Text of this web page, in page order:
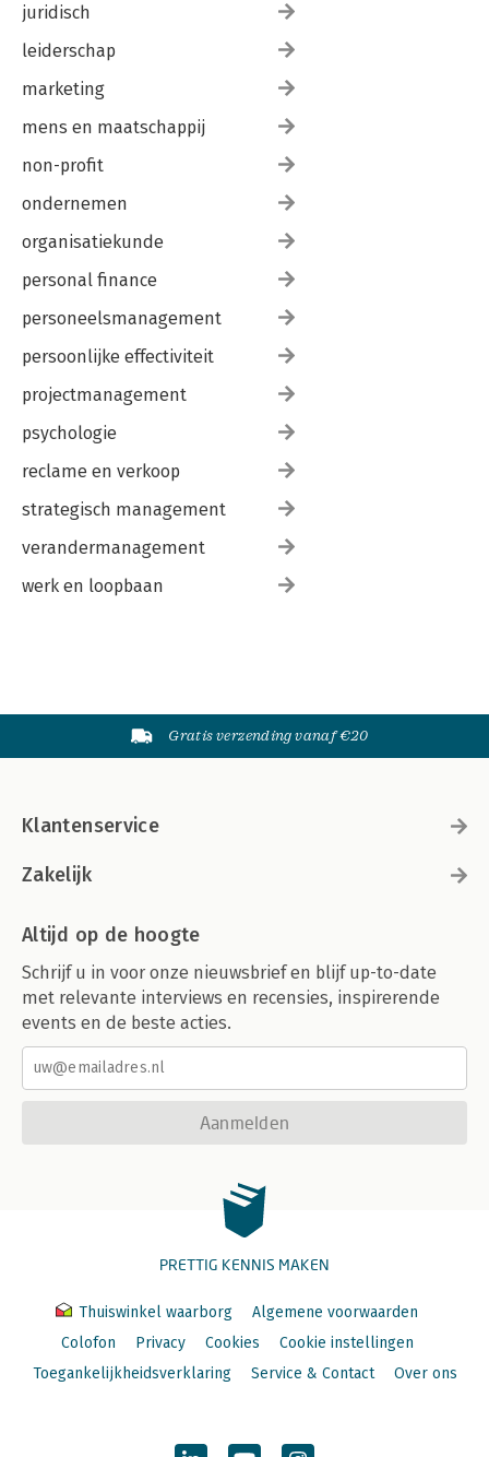
juridisch
leiderschap
marketing
mens en maatschappij
non-profit
ondernemen
organisatiekunde
personal finance
personeelsmanagement
persoonlijke effectiviteit
projectmanagement
psychologie
reclame en verkoop
strategisch management
verandermanagement
werk en loopbaan
Gratis verzending vanaf €20
Klantenservice
Zakelijk
Altijd op de hoogte
Schrijf u in voor onze nieuwsbrief en blijf up-to-date
met relevante interviews en recensies, inspirerende
events en de beste acties.
Aanmelden
PRETTIG KENNIS MAKEN
Thuiswinkel waarborg
Algemene voorwaarden
Colofon
Privacy Cookies
Cookie instellingen
Toegankelijkheidsverklaring
Service & Contact Over ons